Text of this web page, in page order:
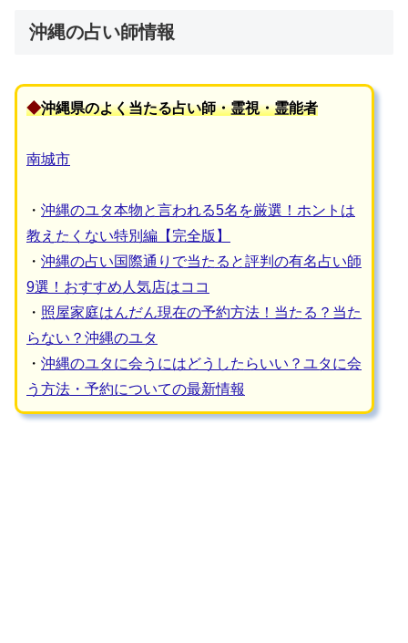
沖縄の占い師情報
◆沖縄県のよく当たる占い師・霊視・霊能者
南城市
・ 沖縄のユタ本物と言われる5名を厳選！ホントは
教えたくない特別編【完全版】
・ 沖縄の占い国際通りで当たると評判の有名占い師
9選！おすすめ人気店はココ
・ 照屋家庭はんだん現在の予約方法！当たる？当た
らない？沖縄のユタ
・ 沖縄のユタに会うにはどうしたらいい？ユタに会
う方法・予約についての最新情報